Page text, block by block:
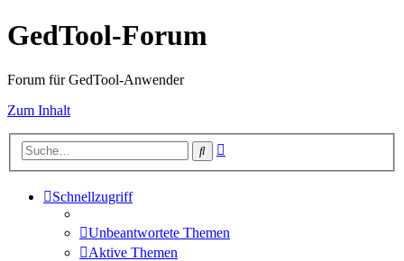
GedTool-Forum
Forum für GedTool-Anwender
Zum Inhalt
Suche
Schnellzugriff
Unbeantwortete Themen
Aktive Themen